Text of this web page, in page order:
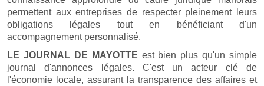
permettent aux entreprises de respecter pleinement leurs
obligations légales tout en bénéficiant d'un
accompagnement personnalisé.
LE JOURNAL DE MAYOTTE est bien plus qu'un simple
journal d'annonces légales. C'est un acteur clé de
l'économie locale, assurant la transparence des affaires et